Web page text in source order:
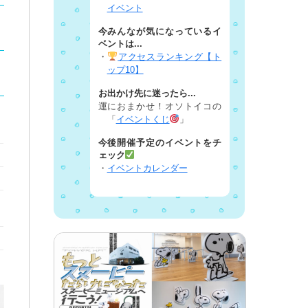
イベント
今みんなが気になっているイ
ベントは...
・
アクセスランキング【ト
ップ10】
お出かけ先に迷ったら...
運におまかせ！オソトイコの
「 イベントくじ 」
今後開催予定のイベントをチ
ェック
・ イベントカレンダー